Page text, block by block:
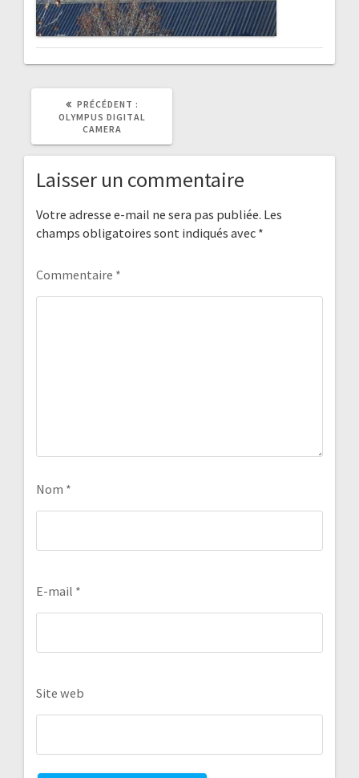
PRÉCÉDENT :
PRÉCÉDENT
OLYMPUS DIGITAL
CAMERA
Laisser un commentaire
Votre adresse e-mail ne sera pas publiée. Les
champs obligatoires sont indiqués avec *
Commentaire *
Nom *
E-mail *
Site web